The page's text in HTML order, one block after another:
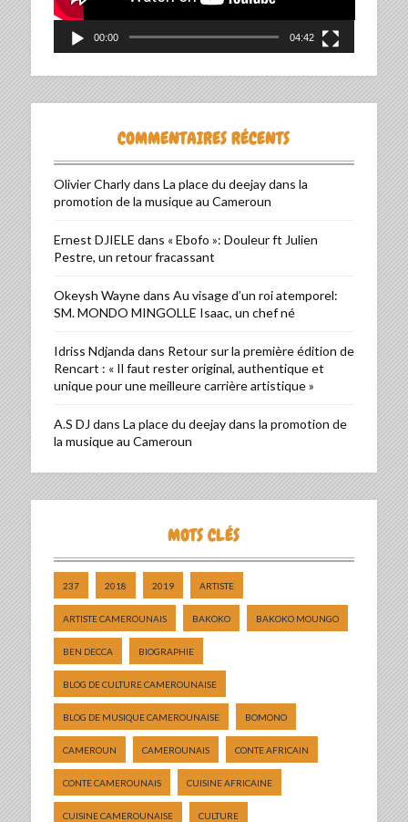
00:00 04:42
COMMENTAIRES RÉCENTS
Olivier Charlydans La place du deejay dans la
promotion de la musique au Cameroun
Ernest DJIELE dans « Ebofo »: Douleur ft Julien
Pestre, un retour fracassant
Okeysh Waynedans Au visage d’un roi atemporel:
SM. MONDO MINGOLLE Isaac, un chef né
Idriss Ndjanda dans Retour sur la première édition de
Rencart : « Il faut rester original, authentique et
unique pour une meilleure carrière artistique »
A.S DJ dans La place du deejay dans la promotion de
la musique au Cameroun
MOTS CLÉS
237 2018 2019 ARTISTE
ARTISTE CAMEROUNAIS BAKOKO BAKOKO MOUNGO
BEN DECCA BIOGRAPHIE
BLOG DE CULTURE CAMEROUNAISE
BLOG DE MUSIQUE CAMEROUNAISE BOMONO
CAMEROUN CAMEROUNAIS CONTE AFRICAIN
CONTE CAMEROUNAIS CUISINE AFRICAINE
CUISINE CAMEROUNAISE CULTURE